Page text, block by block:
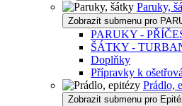
Paruky,
Zobrazit submenu pro
PARUKY -
ŠÁTKY -
Doplňky
Přípravky k
Prádlo,
Zobrazit submenu pro